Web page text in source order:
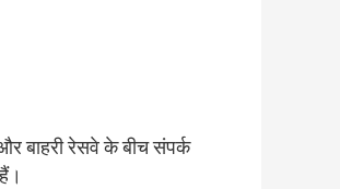
बाहरी रेसवे के बीच संपर्क